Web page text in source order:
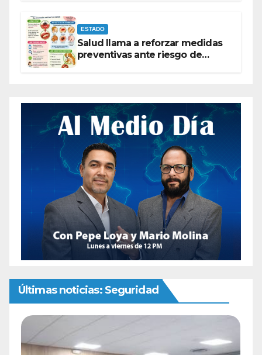
ESTADO
Salud llama a reforzar medidas
preventivas ante riesgo de
Últimas noticias: Seguridad